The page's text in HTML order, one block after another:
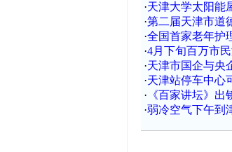
·天津大学太阳能
·第二届天津市道
·全国首家老年护
·4月下旬百万市
·天津市国企与央
·天津站停车中心
· 《百家讲坛》
·弱冷空气下午到